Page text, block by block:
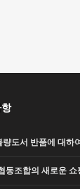
량도서 반품에 대하
동조합의 새로운 쇼